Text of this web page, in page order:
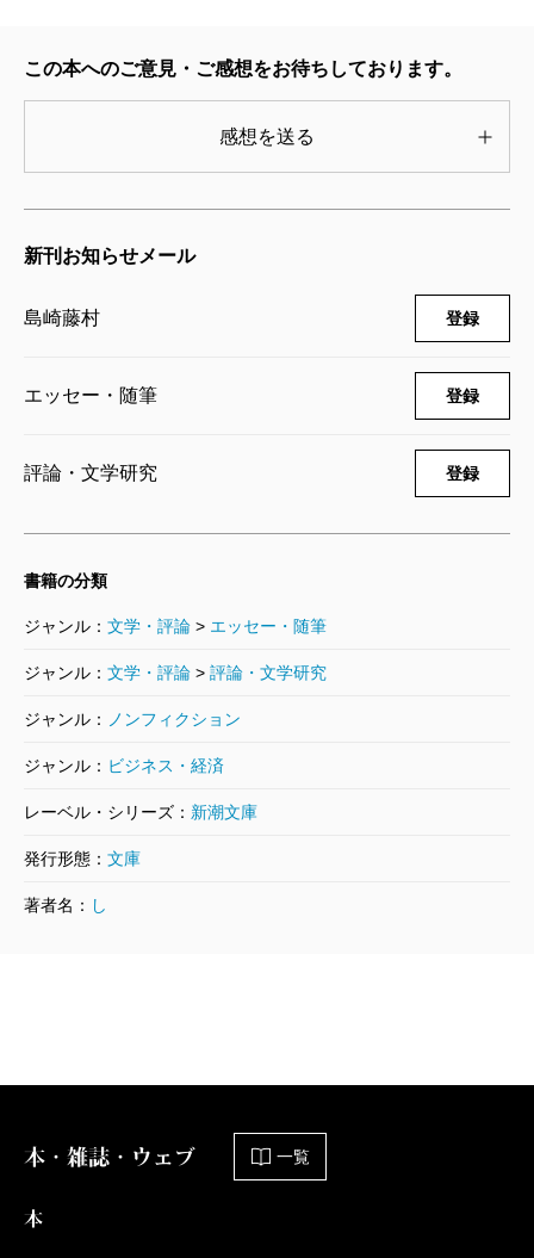
この本へのご意見・ご感想をお待ちしております。
感想を送る
新刊お知らせメール
島崎藤村 登録
エッセー・随筆 登録
評論・文学研究 登録
書籍の分類
ジャンル： 文学・評論 > エッセー・随筆
ジャンル： 文学・評論 > 評論・文学研究
ジャンル： ノンフィクション
ジャンル： ビジネス・経済
レーベル・シリーズ： 新潮文庫
発行形態： 文庫
著者名： し
本・雑誌・ウェブ 一覧
本